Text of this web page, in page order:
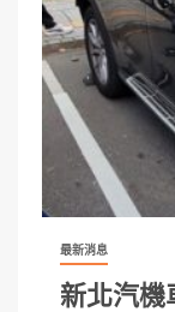
最新消息
新北汽機